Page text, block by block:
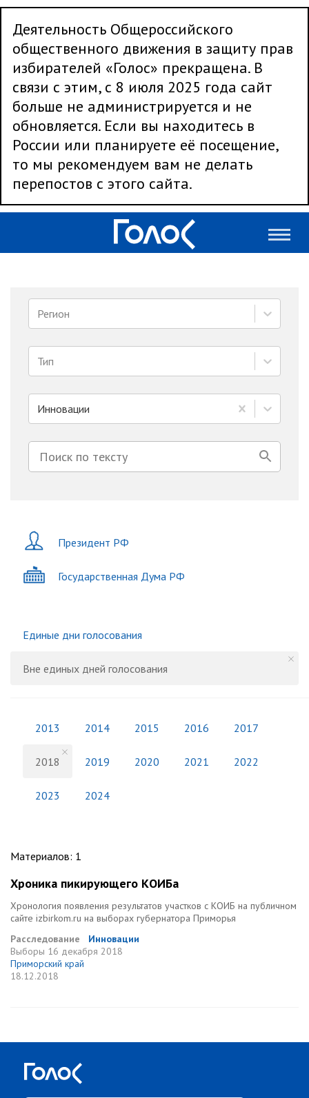
Деятельность Общероссийского
общественного движения в защиту прав
избирателей «Голос» прекращена. В
связи с этим, с 8 июля 2025 года сайт
больше не администрируется и не
обновляется. Если вы находитесь в
России или планируете её посещение,
то мы рекомендуем вам не делать
перепостов с этого сайта.
Регион
Тип
Инновации
Президент РФ
Государственная Дума РФ
Единые дни голосования
Вне единых дней голосования
2013 2014 2015 2016 2017
2018 2019 2020 2021 2022
2023 2024
Материалов: 1
Хроника пикирующего КОИБа
Хронология появления результатов участков с КОИБ на публичном
сайте izbirkom.ru на выборах губернатора Приморья
Расследование
Инновации
Выборы 16 декабря 2018
Приморский край
18.12.2018